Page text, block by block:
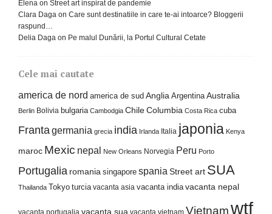
Elena on Street art inspirat de pandemie
Clara Daga on Care sunt destinatiile in care te-ai intoarce? Bloggerii
raspund…
Delia Daga on Pe malul Dunării, la Portul Cultural Cetate
Cele mai cautate
america de nord america de sud Anglia Argentina Australia
Berlin Bolivia bulgaria Cambodgia Chile Columbia Costa Rica cuba
Franta germania grecia india Irlanda Italia japonia Kenya
maroc Mexic nepal New Orleans Norvegia Peru Porto
Portugalia romania singapore spania Street art SUA
Thailanda Tokyo turcia vacanta asia vacanta india vacanta nepal
vacanta portugalia vacanta sua vacanta vietnam Vietnamwtf